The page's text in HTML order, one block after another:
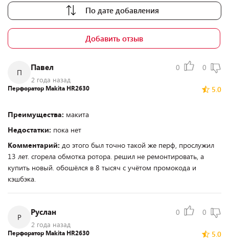
По дате добавления
Добавить отзыв
П
Павел
2 года назад
0 0
5.0
Перфоратор Makita HR2630
Преимущества: макита
Недостатки: пока нет
Комментарий: до этого был точно такой же перф, прослужил
13 лет. сгорела обмотка ротора. решил не ремонтировать, а
купить новый. обошёлся в 8 тысяч с учётом промокода и
кэшбэка.
Р
Руслан
2 года назад
0 0
5.0
Перфоратор Makita HR2630